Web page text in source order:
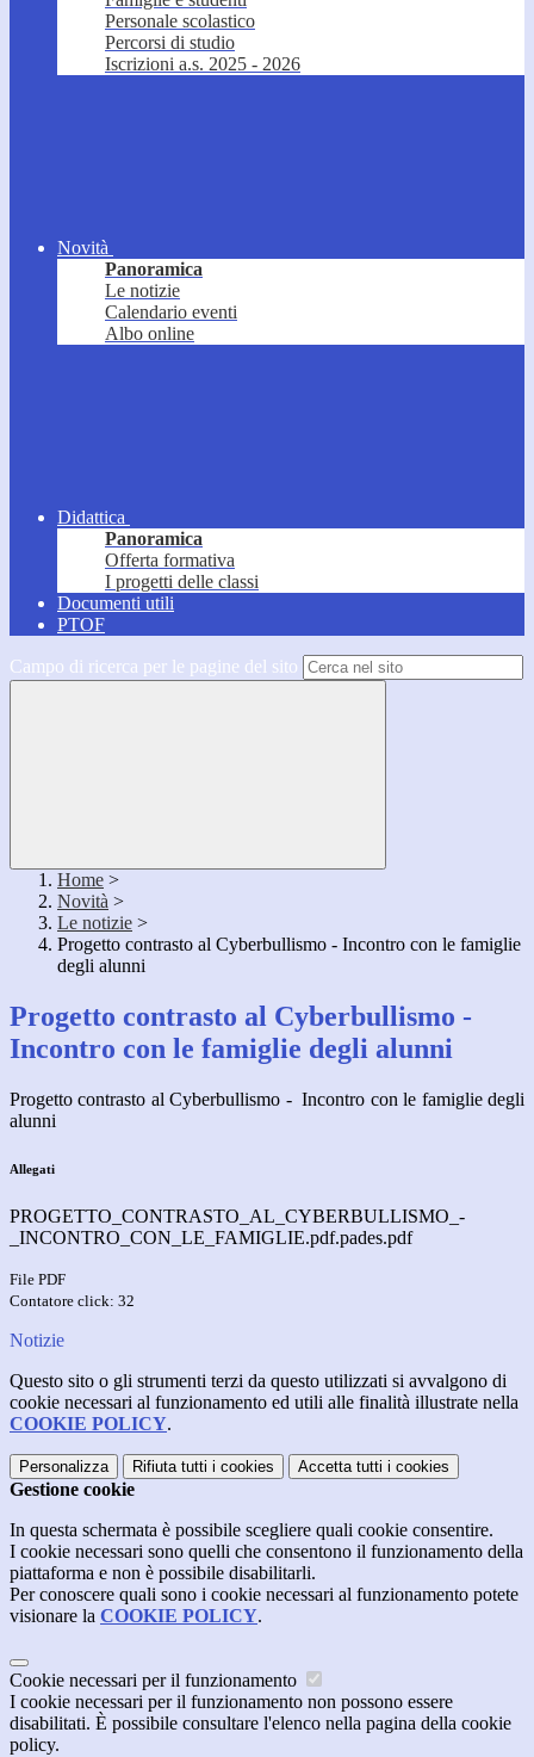
Personale scolastico
Percorsi di studio
Iscrizioni a.s. 2025 - 2026
Novità
Panoramica
Le notizie
Calendario eventi
Albo online
Didattica
Panoramica
Offerta formativa
I progetti delle classi
Documenti utili
PTOF
Campo di ricerca per le pagine del sito
Home >
Novità >
Le notizie >
Progetto contrasto al Cyberbullismo - Incontro con le famiglie
degli alunni
Progetto contrasto al Cyberbullismo -
Incontro con le famiglie degli alunni
Progetto contrasto al Cyberbullismo - Incontro con le famiglie degli
alunni
Allegati
PROGETTO_CONTRASTO_AL_CYBERBULLISMO_-
_INCONTRO_CON_LE_FAMIGLIE.pdf.pades.pdf
File PDF
Contatore click: 32
Notizie
Questo sito o gli strumenti terzi da questo utilizzati si avvalgono di
cookie necessari al funzionamento ed utili alle finalità illustrate nella
COOKIE POLICY.
Personalizza Rifiuta tutti i cookies Accetta tutti i cookies
Gestione cookie
In questa schermata è possibile scegliere quali cookie consentire.
I cookie necessari sono quelli che consentono il funzionamento della
piattaforma e non è possibile disabilitarli.
Per conoscere quali sono i cookie necessari al funzionamento potete
visionare la COOKIE POLICY.
Cookie necessari per il funzionamento
I cookie necessari per il funzionamento non possono essere
disabilitati. È possibile consultare l'elenco nella pagina della cookie
policy.